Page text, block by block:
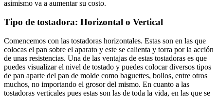
asimismo va a aumentar su costo.
Tipo de tostadora: Horizontal o Vertical
Comencemos con las tostadoras horizontales. Estas son en las que
colocas el pan sobre el aparato y este se calienta y torra por la acción
de unas resistencias. Una de las ventajas de estas tostadoras es que
puedes visualizar el nivel de tostado y puedes colocar diversos tipos
de pan aparte del pan de molde como baguettes, bollos, entre otros
muchos, no importando el grosor del mismo. En cuanto a las
tostadoras verticales pues estas son las de toda la vida, en las que se